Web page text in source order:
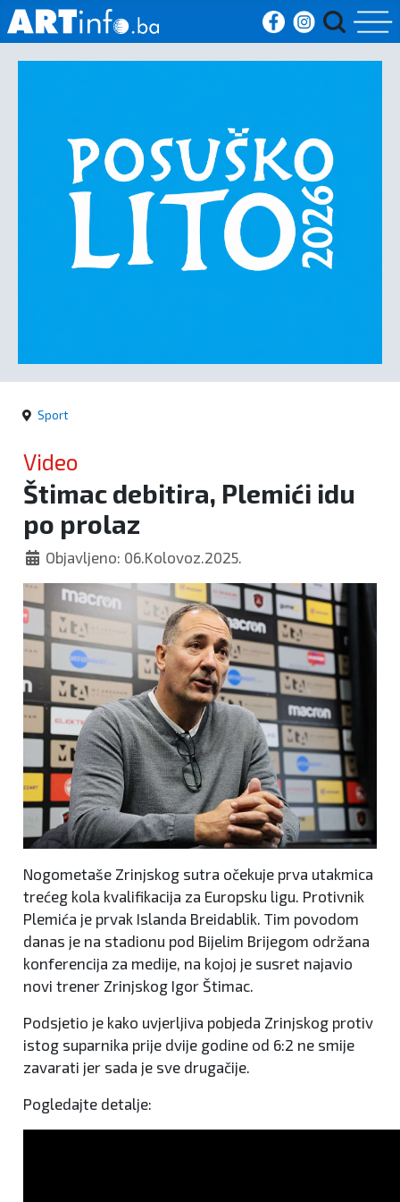
Sport
Kultura
Crna
Sport
Video
Štimac debitira, Plemići idu
po prolaz
Objavljeno: 06.Kolovoz.2025.
Nogometaše Zrinjskog sutra očekuje prva utakmica
trećeg kola kvalifikacija za Europsku ligu. Protivnik
Plemića je prvak Islanda Breidablik. Tim povodom
danas je na stadionu pod Bijelim Brijegom održana
konferencija za medije, na kojoj je susret najavio
novi trener Zrinjskog Igor Štimac.
Podsjetio je kako uvjerljiva pobjeda Zrinjskog protiv
istog suparnika prije dvije godine od 6:2 ne smije
zavarati jer sada je sve drugačije.
Pogledajte detalje: